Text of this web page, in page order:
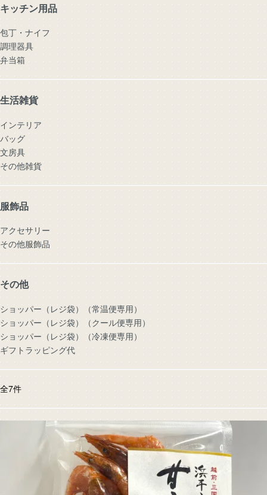
キッチン用品
包丁・ナイフ
調理器具
弁当箱
生活雑貨
インテリア
バッグ
文房具
その他雑貨
服飾品
アクセサリー
その他服飾品
その他
ショッパー（レジ袋）（常温便専用）
ショッパー（レジ袋）（クール便専用）
ショッパー（レジ袋）（冷凍便専用）
ギフトラッピング代
全7件